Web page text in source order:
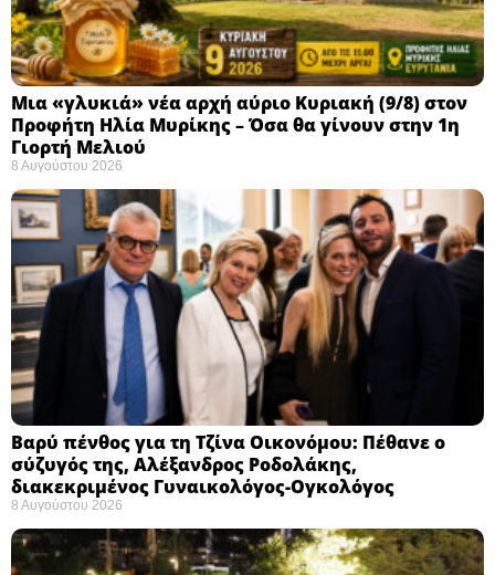
Μια «γλυκιά» νέα αρχή αύριο Κυριακή (9/8) στον
Προφήτη Ηλία Μυρίκης – Όσα θα γίνουν στην 1η
Γιορτή Μελιού
8 Αυγούστου 2026
Βαρύ πένθος για τη Τζίνα Οικονόμου: Πέθανε ο
σύζυγός της, Αλέξανδρος Ροδολάκης,
διακεκριμένος Γυναικολόγος-Ογκολόγος
8 Αυγούστου 2026